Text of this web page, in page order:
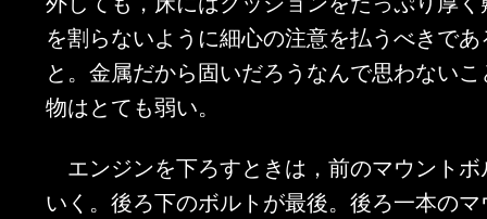
を割らないように細心の注意を払うべきで
と。金属だから固いだろうなんで思わない
物はとても弱い。
エンジンを下ろすときは，前のマウント
いく。後ろ下のボルトが最後。後ろ一本の